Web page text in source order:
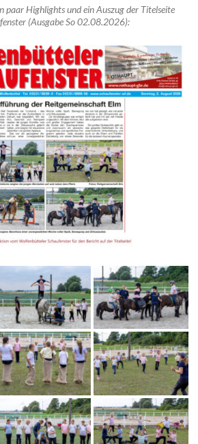
paar Highlights und ein Auszug der Titelseite
(Ausgabe So 02.08.2026):